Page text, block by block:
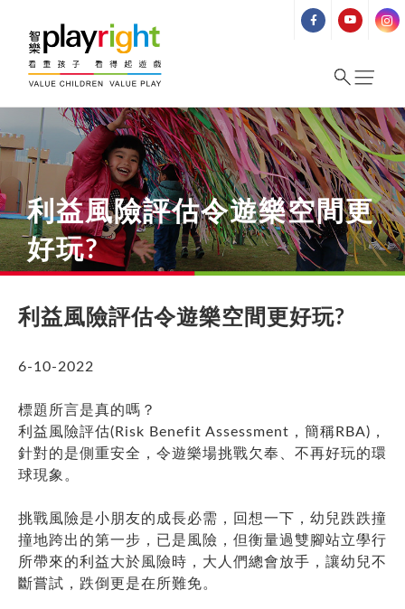
content
利益風險評估令遊樂空間更
好玩?
利益風險評估令遊樂空間更好玩?
6-10-2022
標題所言是真的嗎？
利益風險評估(Risk Benefit Assessment，簡稱RBA)，
針對的是側重安全，令遊樂場挑戰欠奉、不再好玩的環
球現象。
挑戰風險是小朋友的成長必需，回想一下，幼兒跌跌撞
撞地跨出的第一步，已是風險，但衡量過雙腳站立學行
所帶來的利益大於風險時，大人們總會放手，讓幼兒不
斷嘗試，跌倒更是在所難免。